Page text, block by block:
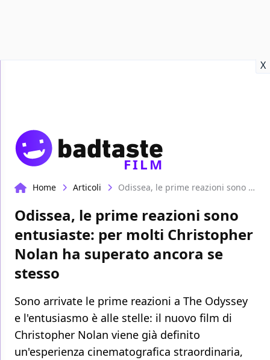
X
FILM
Home Articoli Odissea, le prime reazioni sono entusiaste: per molti Christopher Nolan ha superato ancora se stesso
Odissea, le prime reazioni sono
entusiaste: per molti Christopher
Nolan ha superato ancora se
stesso
Sono arrivate le prime reazioni a The Odyssey
e l'entusiasmo è alle stelle: il nuovo film di
Christopher Nolan viene già definito
un'esperienza cinematografica straordinaria,